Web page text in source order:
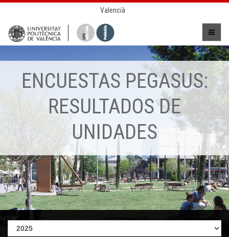
Valencià
ENCUESTAS PEGASUS:
RESULTADOS DE
UNIDADES